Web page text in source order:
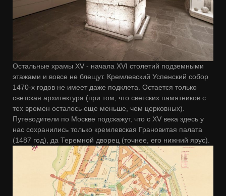
Остальные храмы XV - начала XVI столетий подземными
этажами и вовсе не блещут. Кремлевский Успенский собор
1470-х годов не имеет даже подклета. Остается только
светская архитектура (при том, что светских памятников с
тех времен осталось еще меньше, чем церковных).
Путеводители по Москве подскажут, что с XV века здесь у
нас сохранились только кремлевская Грановитая палата
(1487 год), да Теремной дворец (точнее, его нижний ярус).